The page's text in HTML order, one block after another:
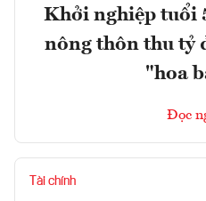
Khởi nghiệp tuổi
nông thôn thu tỷ
"hoa
Đọc
Tài chính